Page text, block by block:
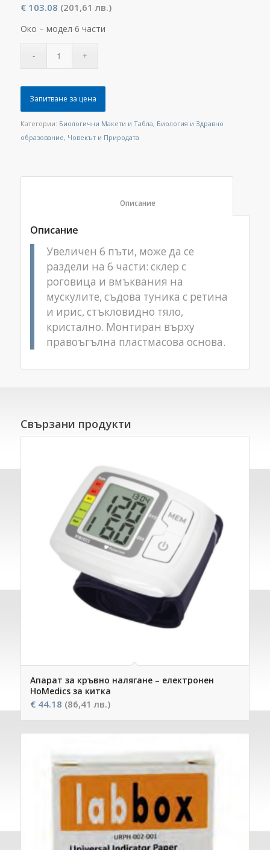
€103.08 (201,61 лв.)
Око – модел 6 части
Запитване за цена
Категории: Биологични Макети и Табла, Биология и Здравно
образование, Човекът и Природата
						Описание
Описание
Увеличен 6 пъти, може да се
раздели на 6 части: склер с
роговица и вмъквания на
мускулите, съдова туника с ретина
и ирис, стъкловидно тяло,
кристално. Монтиран върху
правоъгълна пластмасова основа.
Свързани продукти
Апарат за кръвно налягане – електронен
HoMedics за китка
€44.18 (86,41 лв.)